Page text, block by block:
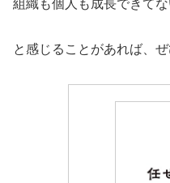
組織も個人も成長できて
と感じることがあれば、